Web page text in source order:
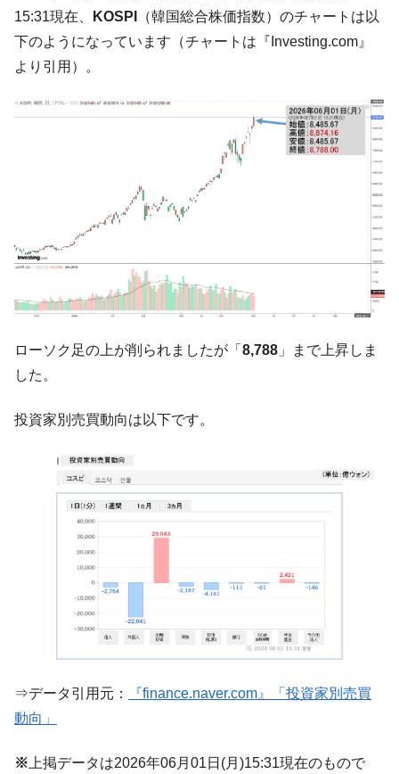
『Money1』
韓国「信用赦免を何回やっても、何回やっ
落！
兵器「K10」が改良に乗り出す。
韓国「2026年07月の輸出入」絶好調。半導
体だけで410億ドル、輸出全体の41％もある
韓国･李在明「青年層の雇用状況が悪い。せ
や、若者に起業させよう」⇒ どんな雇用対策だソレ。
『Money1』
【韓国の外貨準備】2026年07月は4,279億ド
ル。外平債の発行「19.4億ドル」
韓国「ここは北朝鮮なのか。選管がサーバ
ーにウソのデータを入力したのは明白だ」
言。
『Money1』
『Money1』
『韓国銀行』が「金の保有量を増やしま
『Money1』
韓国･外為取引量「1日当たり1,214.4億ド
ル」まで拡大 ⇒ 海外資金の動きに強く左右される状態
『Money1』
い「50.5％」に上昇
『Money1』
韓国大統領府ボンクラ政策室長が告発され
た ⇒ 国家が行った恐るべき株価操作であり、空前の国政壟
韓国･警察職員が「丸刈りになって抗議活
『Money1』
中国だけが鉄鋼輸出を異常増加させる ⇒ 中
国の過剰生産が世界を蝕む。
種は全般的「不調」⇒ PSIが示す現況は決して良くない。
15:31現在、
KOSPI
（韓国総合株価指数）のチャートは以
下のようになっています（チャートは『Investing.com』
より引用）。
ローソク足の上が削られましたが「 8,788 」まで上昇しま
した。
投資家別売買動向は以下です。
⇒データ引用元：
『finance.naver.com』「投資家別売買
動向」
※ 上掲データは2026年06月01日(月)15:31現在のもので